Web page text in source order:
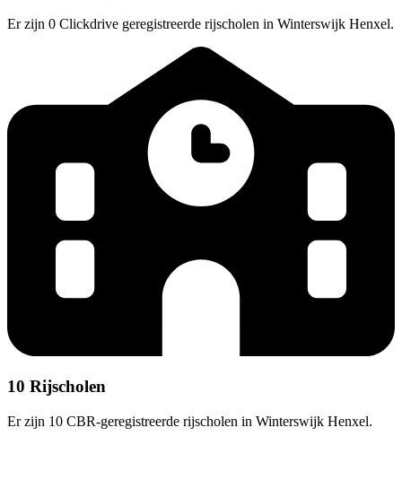
Er zijn 0 Clickdrive geregistreerde rijscholen in Winterswijk Henxel.
10 Rijscholen
Er zijn 10 CBR-geregistreerde rijscholen in Winterswijk Henxel.